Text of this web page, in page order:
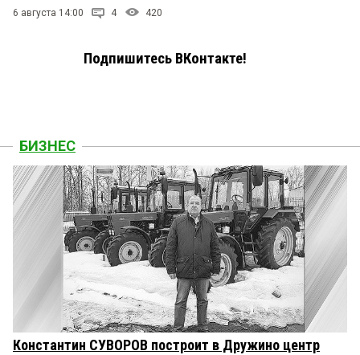
6 августа 14:00 4 420
Подпишитесь ВКонтакте!
БИЗНЕС
Константин СУВОРОВ построит в Дружино центр